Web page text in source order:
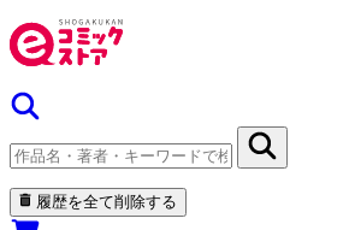
履歴を全て削除する